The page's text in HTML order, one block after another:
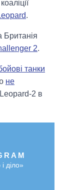
.
Британія
2.
танки
не
2 в
діло»